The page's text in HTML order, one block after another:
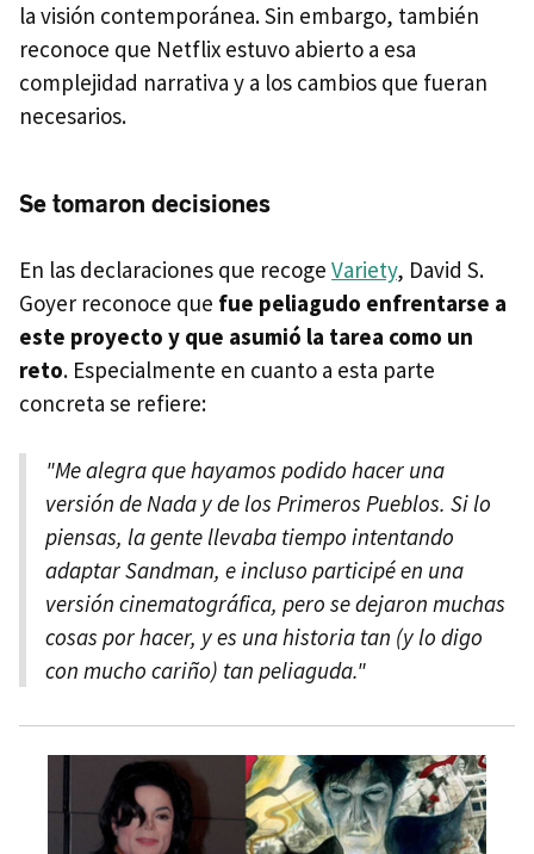
la visión contemporánea. Sin embargo, también
reconoce que Netflix estuvo abierto a esa
complejidad narrativa y a los cambios que fueran
necesarios.
Se tomaron decisiones
En las declaraciones que recoge Variety, David S.
Goyer reconoce que fue peliagudo enfrentarse a
este proyecto y que asumió la tarea como un
reto. Especialmente en cuanto a esta parte
concreta se refiere:
"Me alegra que hayamos podido hacer una
versión de Nada y de los Primeros Pueblos. Si lo
piensas, la gente llevaba tiempo intentando
adaptar Sandman, e incluso participé en una
versión cinematográfica, pero se dejaron muchas
cosas por hacer, y es una historia tan (y lo digo
con mucho cariño) tan peliaguda."